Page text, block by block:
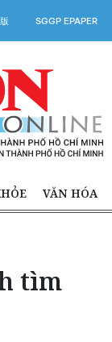
SGGP EPAPER
VĂN HÓA
tìm